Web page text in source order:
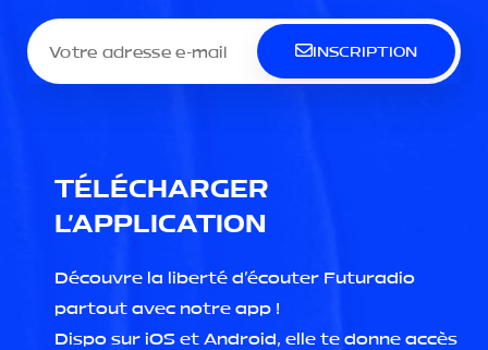
INSCRIPTION
TÉLÉCHARGER
L'APPLICATION
Découvre la liberté d'écouter Futuradio
partout avec notre app !
Dispo sur iOS et Android, elle te donne accès